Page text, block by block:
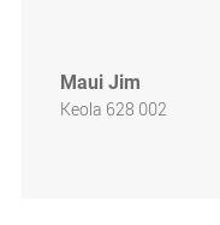
Maui Jim
Keola 628 002